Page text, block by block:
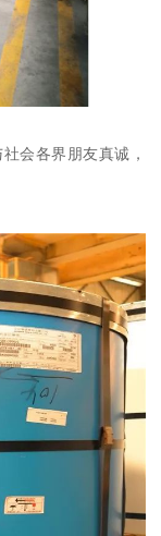
会各界朋友真诚，